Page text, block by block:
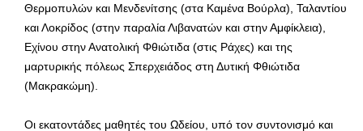
Θερμοπυλών και Μενδενίτσης (στα Καμένα Βούρλα), Ταλαντίου
και Λοκρίδος (στην παραλία Λιβανατών και στην Αμφίκλεια),
Εχίνου στην Ανατολική Φθιώτιδα (στις Ράχες) και της
μαρτυρικής πόλεως Σπερχειάδος στη Δυτική Φθιώτιδα
(Μακρακώμη).
Οι εκατοντάδες μαθητές του Ωδείου, υπό τον συντονισμό και